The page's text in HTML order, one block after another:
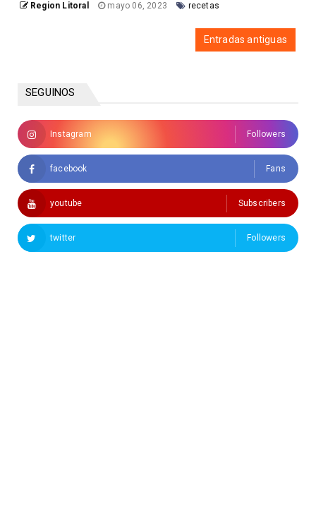
Region Litoral mayo 06, 2023 recetas
Entradas antiguas
SEGUINOS
Instagram Followers
facebook Fans
youtube Subscribers
twitter Followers